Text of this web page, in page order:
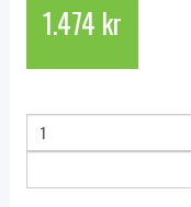
1.474 kr